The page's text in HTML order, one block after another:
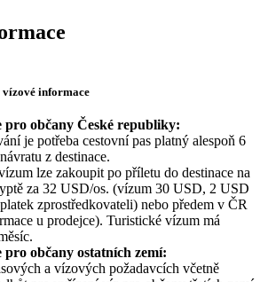
informace
pro občany České republiky:
je potřeba cestovní pas platný alespoň 6
z destinace.
lze zakoupit po příletu do destinace na
za 32 USD/os. (vízum 30 USD, 2 USD
zprostředkovateli) nebo předem v ČR
u prodejce). Turistické vízum má
pro občany ostatních zemí:
a vízových požadavcích včetně